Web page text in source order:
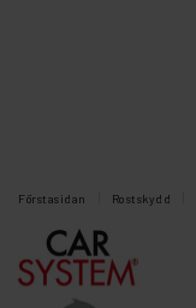
Förstasidan Rostskydd